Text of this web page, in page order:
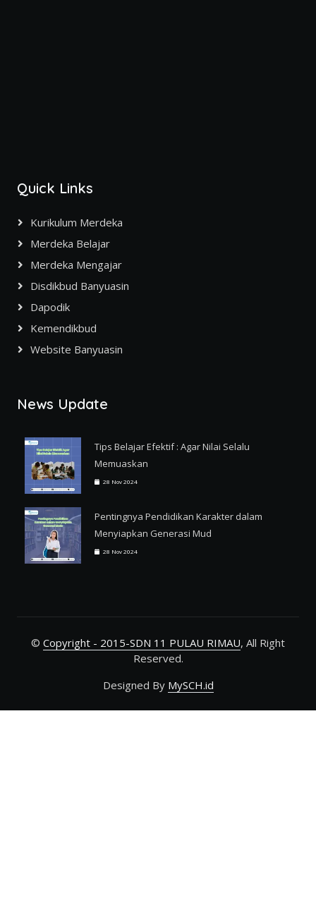
Quick Links
Kurikulum Merdeka
Merdeka Belajar
Merdeka Mengajar
Disdikbud Banyuasin
Dapodik
Kemendikbud
Website Banyuasin
News Update
Tips Belajar Efektif : Agar Nilai Selalu
Memuaskan
28 Nov 2024
Pentingnya Pendidikan Karakter dalam
Menyiapkan Generasi Mud
28 Nov 2024
© Copyright - 2015-SDN 11 PULAU RIMAU, All Right
Reserved.
Designed By MySCH.id